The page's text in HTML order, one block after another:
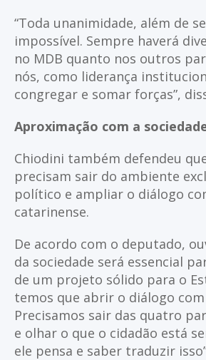
“Toda unanimidade, além de
impossível. Sempre haverá
no MDB quanto nos outros
nós, como liderança
congregar e somar forças”,
Aproximação com a
Chiodini também defendeu
precisam sair do ambiente
político e ampliar o diálogo
catarinense.
De acordo com o deputado,
da sociedade será essencial
de um projeto sólido para o
temos que abrir o diálogo com
Precisamos sair das quatro
e olhar o que o cidadão está
ele pensa e saber traduzir